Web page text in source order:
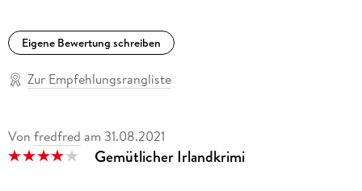
Eigene Bewertung schreiben
Zur Empfehlungsrangliste
Von fredfred am 31.08.2021
Gemütlicher Irlandkrimi